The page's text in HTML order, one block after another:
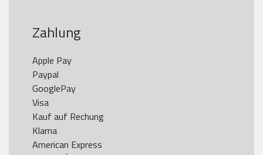
Zahlung
Apple Pay
Paypal
GooglePay
Visa
Kauf auf Rechung
Klarna
American Express